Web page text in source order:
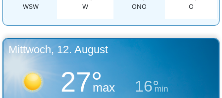
WSW
W
ONO
O
Mittwoch, 12. August
27°
max 16°
min